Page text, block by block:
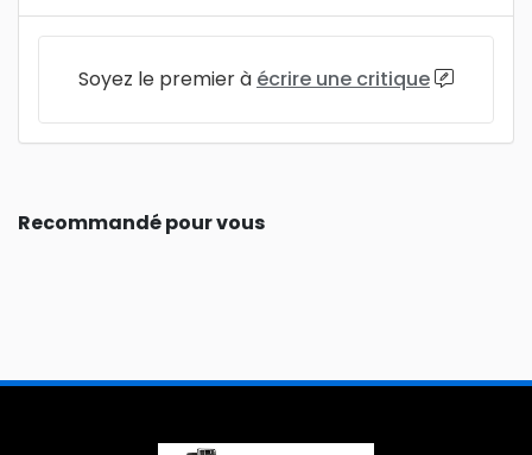
Soyez le premier à écrire une critique
Recommandé pour vous